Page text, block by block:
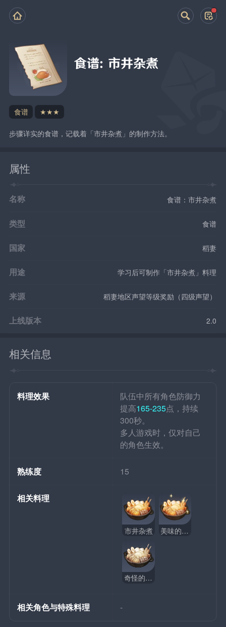
食谱：市井杂煮
食谱 ★★★
步骤详实的食谱，记载着「市井杂煮」的制作方法。
属性
名称 食谱：市井杂煮
类型 食谱
国家 稻妻
用途 学习后可制作「市井杂煮」料理
来源 稻妻地区声望等级奖励（四级声望）
上线版本 2.0
相关信息
料理效果
队伍中所有角色防御力
提高165-235点，持续
300秒。
多人游戏时，仅对自己
的角色生效。
熟练度 15
相关料理
市井杂煮 美味的市井杂煮
奇怪的市井杂煮
相关角色与特殊料理 -